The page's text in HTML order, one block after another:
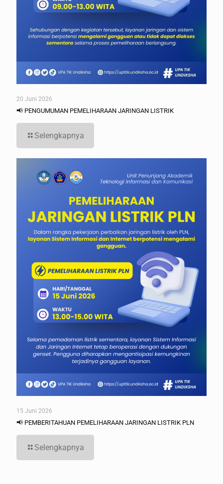
20 Juni 2026
📢 PENGUMUMAN PEMELIHARAAN JARINGAN LISTRIK
Selengkapnya
15 Juni 2026
📢 PEMBERITAHUAN PEMELIHARAAN JARINGAN LISTRIK PLN
Selengkapnya